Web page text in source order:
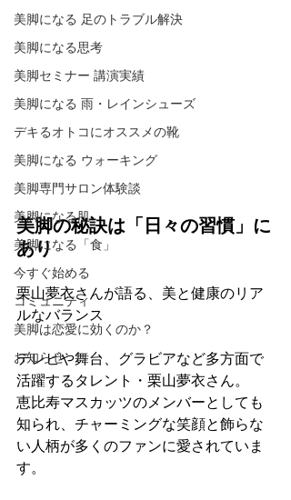
美脚になる 足のトラブル解決
美脚になる思考
美脚セミナー 講演実績
美脚になる 雨・レインシューズ
デキるオトコにオススメの靴
美脚になる ウォーキング
美脚専門サロン体験談
美脚になる肌
美脚になる「食」
今すぐ始める
コミュニティ
美脚は恋愛に効くのか？
お知らせ
美脚の秘訣は「日々の習慣」に
あり
栗山夢衣さんが語る、美と健康のリア
ルなバランス
テレビや舞台、グラビアなど多方面で
活躍するタレント・栗山夢衣さん。
恵比寿マスカッツのメンバーとしても
知られ、チャーミングな笑顔と飾らな
い人柄が多くのファンに愛されていま
す。